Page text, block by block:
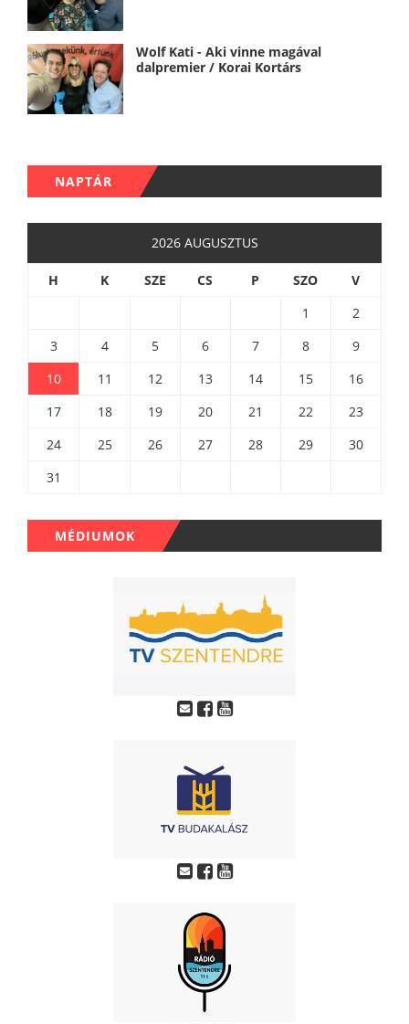
Wolf Kati - Aki vinne magával
dalpremier / Korai Kortárs
NAPTÁR
2026 AUGUSZTUS
H K SZE CS P SZO
V
1
2
3
4 5 6 7 8
9
10
11 12 13 14 15
16
17
18 19 20 21 22
23
24
25 26 27 28 29
30
31
MÉDIUMOK